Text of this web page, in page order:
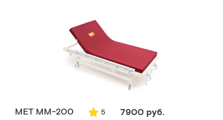
МЕТ ММ-200 5 7900 руб.